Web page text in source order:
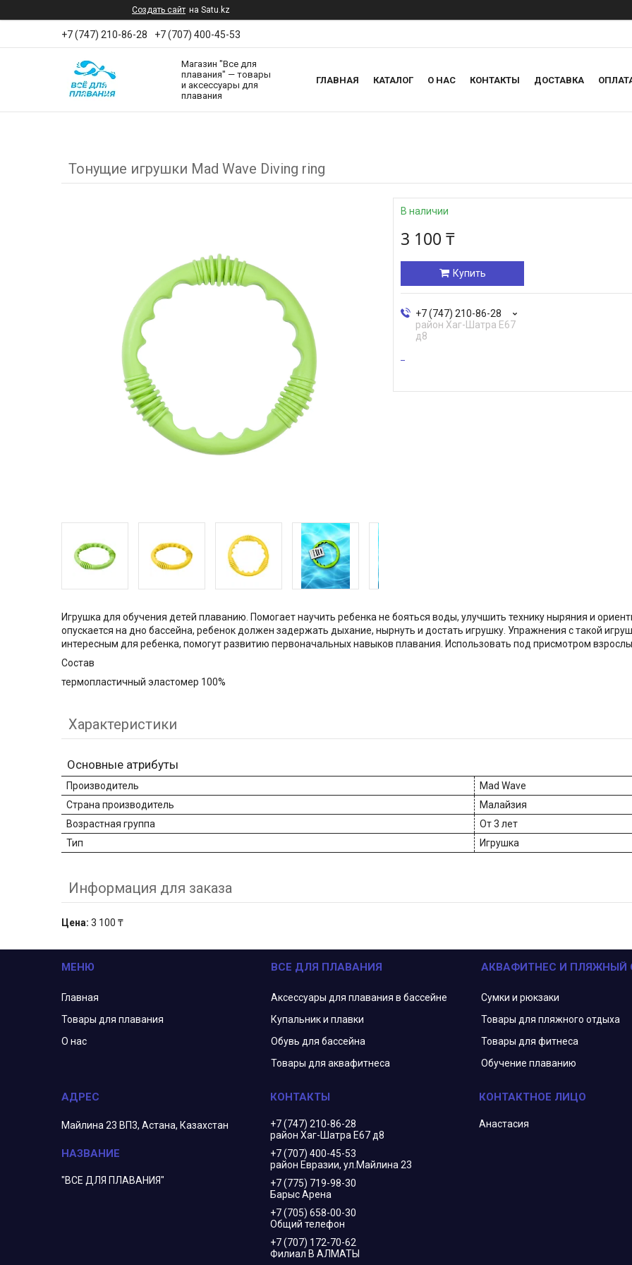
Создать сайт на Satu.kz
+7 (747) 210-86-28 +7 (707) 400-45-53
Магазин "Все для
плавания" — товары
и аксессуары для
плавания
ГЛАВНАЯ КАТАЛОГ О НАС КОНТАКТЫ ДОСТАВКА
Тонущие игрушки Mad Wave Diving ring
В наличии
3 100 ₸
Купить
+7 (747) 210-86-28
район Хаг-Шатра Е67
д8
Игрушка для обучения детей плаванию. Помогает научить ребенка не бояться воды, улучшить технику ныряния и
опускается на дно бассейна, ребенок должен задержать дыхание, нырнуть и достать игрушку. Упражнения с такой
интересным для ребенка, помогут развитию первоначальных навыков плавания. Использовать под присмотром
Состав
термопластичный эластомер 100%
Характеристики
Основные атрибуты
Производитель
Mad Wave
Страна производитель
Малайзия
Возрастная группа
От 3 лет
Тип
Игрушка
Информация для заказа
Цена: 3 100 ₸
МЕНЮ
Главная
Товары для плавания
О нас
ВСЕ ДЛЯ ПЛАВАНИЯ
Аксессуары для плавания в бассейне
Купальник и плавки
Обувь для бассейна
Товары для аквафитнеса
АКВАФИТНЕС И ПЛЯЖНЫЙ
Сумки и рюкзаки
Товары для пляжного отдыха
Товары для фитнеса
Обучение плаванию
Майлина 23 ВП3, Астана, Казахстан
"ВСЕ ДЛЯ ПЛАВАНИЯ"
+7 (747) 210-86-28
район Хаг-Шатра Е67 д8
+7 (707) 400-45-53
район Евразии, ул.Майлина 23
+7 (775) 719-98-30
Барыс Арена
+7 (705) 658-00-30
Общий телефон
+7 (707) 172-70-62
Филиал В АЛМАТЫ
Анастасия